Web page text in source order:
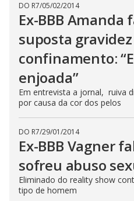
DO R7/05/02/2014
Ex-BBB Amanda
suposta
confinamento:
enjoada”
Em entrevista a jornal, ruiva
por causa da cor dos pelos
DO R7/29/01/2014
Ex-BBB Vagner
sofreu abuso
Eliminado do reality show
tipo de homem